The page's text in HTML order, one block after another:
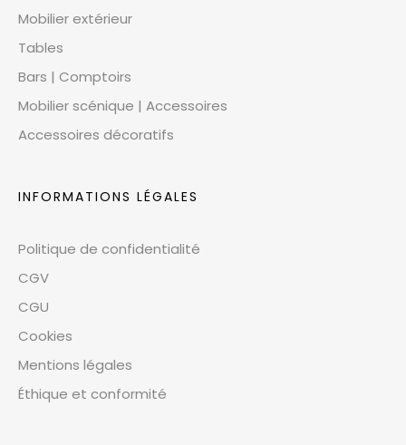
Mobilier extérieur
Tables
Bars | Comptoirs
Mobilier scénique | Accessoires
Accessoires décoratifs
INFORMATIONS LÉGALES
Politique de confidentialité
CGV
CGU
Cookies
Mentions légales
Éthique et conformité